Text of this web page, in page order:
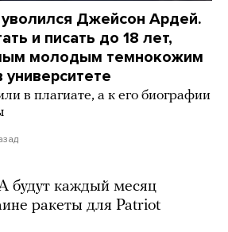
Джейсон Ардей.
и писать до 18 лет,
молодым темнокожим
в плагиате, а к его биографии
будут каждый месяц
ракеты для Patriot